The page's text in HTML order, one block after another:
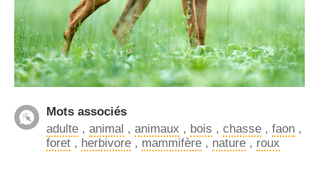
Mots associés
adulte , animal , animaux , bois , chasse , faon ,
foret , herbivore , mammifère , nature , roux